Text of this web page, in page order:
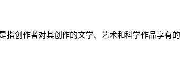
指创作者对其创作的文学、艺术和科学作品享有的